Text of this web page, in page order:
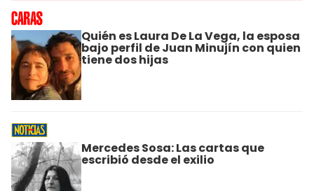
Quién es Laura De La Vega, la esposa
bajo perfil de Juan Minujín con quien
tiene dos hijas
Mercedes Sosa: Las cartas que
escribió desde el exilio